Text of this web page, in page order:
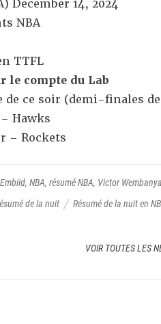
de la nuit Résumé de la nuit en
December 14, 2024
NBA
TTFL
le compte du Lab
de ce soir (demi-finales de
Hawks
– Rockets
, NBA, résumé NBA, Victor
VOIR TOUTES LES